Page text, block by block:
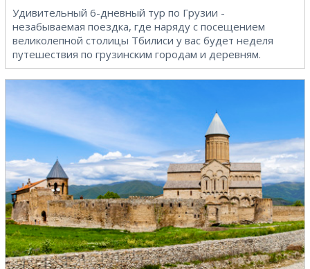
Удивительный 6-дневный тур по Грузии -
незабываемая поездка, где наряду с посещением
великолепной столицы Тбилиси у вас будет неделя
путешествия по грузинским городам и деревням.